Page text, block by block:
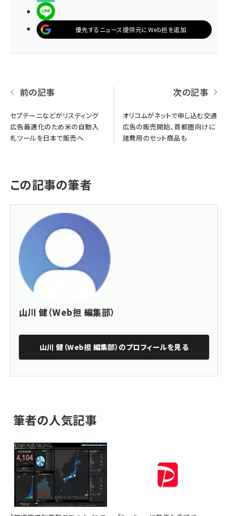
優先するニュース提供元にWeb担を追加
前の記事
セプテーニなどがリスティング
広告最適化のため米の自動入
札ツールを日本で販売へ
次の記事
オリコムがネットで申し込む交通
広告の販売開始、首都圏向けに
諸費用のセット商品も
この記事の筆者
山川 健（Web担 編集部）
山川 健（Web担 編集部） のプロフィールを見る
筆者の人気記事